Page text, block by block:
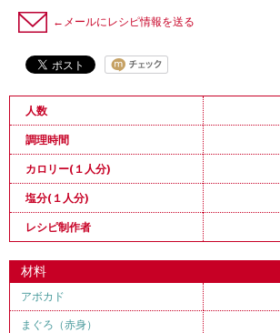
←メールにレシピ情報を送る
人数
調理時間
カロリー(１人分)
塩分(１人分)
レシピ制作者
材料
アボカド
まぐろ（赤身）